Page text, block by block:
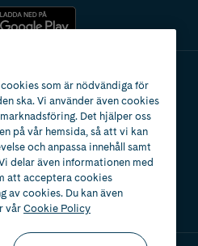
2024
som är nödvändiga för
ska. Vi använder även cookies
Det hjälper oss
på vår hemsida, så att vi kan
och anpassa innehåll samt
delar även informationen med
att acceptera cookies
av cookies. Du kan även
vårCookie Policy